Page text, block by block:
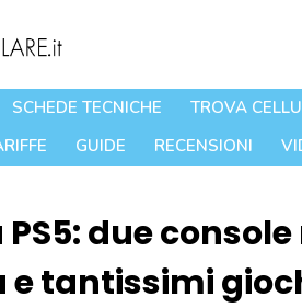
SCHEDE TECNICHE TROVA
GUIDE RECENSIONI
due
e tantissimi